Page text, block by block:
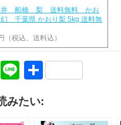
井 船橋 梨 送料無料 かお
幻 千葉県 かおり梨 5kg 送料無
（税込、送料込）
Twitter
Line共
みたい: